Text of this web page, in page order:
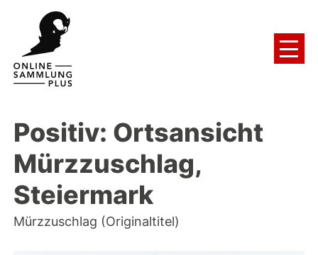
Positiv: Ortsansicht
Mürzzuschlag,
Steiermark
Mürzzuschlag (Originaltitel)